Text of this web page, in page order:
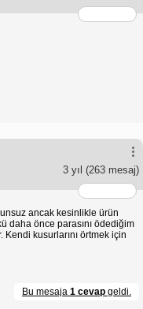
3 yıl (263 mesaj)
ancak kesinlikle ürün
daha önce parasını ödediğim
Kendi kusurlarını örtmek için
Bu mesaja 1 cevap geldi.